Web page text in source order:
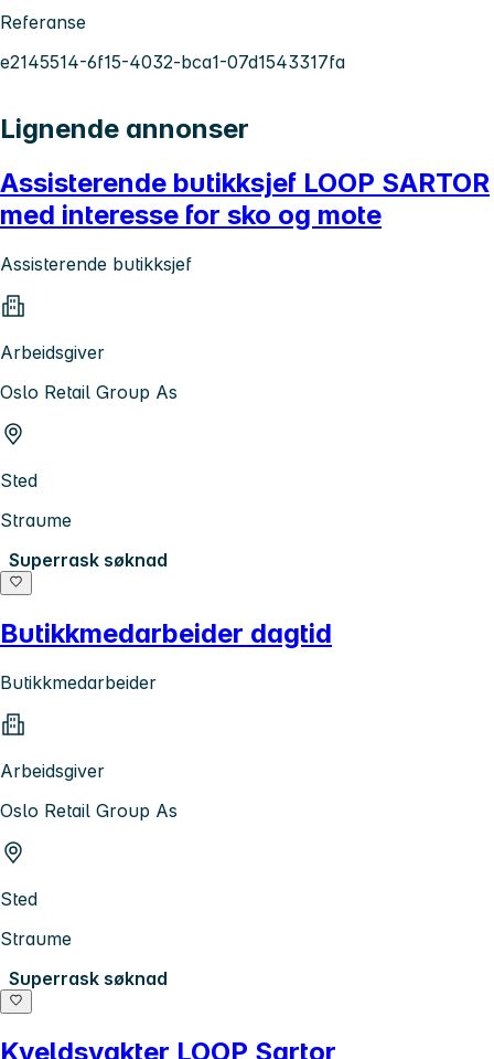
Referanse
e2145514-6f15-4032-bca1-07d1543317fa
Lignende annonser
Assisterende butikksjef LOOP SARTOR
med interesse for sko og mote
Assisterende butikksjef
Arbeidsgiver
Oslo Retail Group As
Sted
Straume
Superrask søknad
Butikkmedarbeider dagtid
Butikkmedarbeider
Arbeidsgiver
Oslo Retail Group As
Sted
Straume
Superrask søknad
Kveldsvakter LOOP Sartor